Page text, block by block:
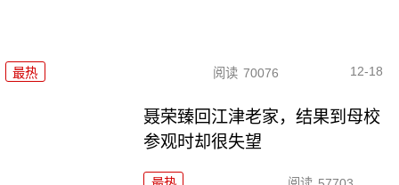
最热 阅读 70076 12-18
聂荣臻回江津老家，结果到母校
参观时却很失望